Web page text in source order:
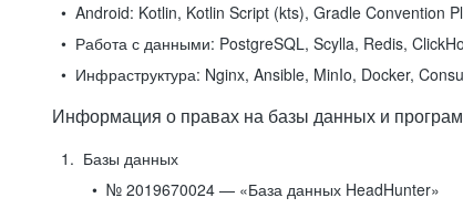
Android: Kotlin, Kotlin Script (kts), Gradle Convention
Работа с данными: PostgreSQL, Scylla, Redis,
Инфраструктура: Nginx, Ansible, MinIo, Docker,
Информация о правах на базы данных и
Базы данных
№ 2019670024 — «База данных HeadHunter»